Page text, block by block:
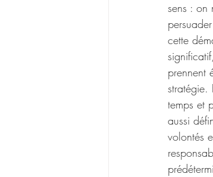
sens : on
cette
prennent
stratégie.
temps et
aussi
volontés